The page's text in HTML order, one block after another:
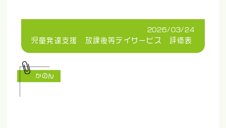
2026/03/24
児童発達支援 放課後等デイサービス 評価表
かのん